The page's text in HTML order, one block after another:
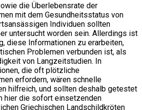
die Überlebensrate der
mit dem Gesundheitsstatus von
Individuen sollten
untersucht worden sein. Allerdings ist
diese Informationen zu erarbeiten,
Problemen verbunden ist, als
von Langzeitstudien. In
die oft plötzliche
erfordern, wären schnelle
hilfreich, und sollten deshalb getestet
hier die sofort einsetzenden
Griechischen Landschildkröten